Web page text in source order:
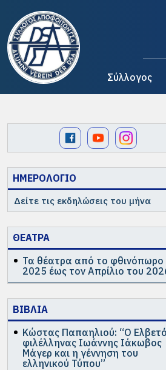
Σύλλογος
ΗΜΕΡΟΛΟΓΙΟ
Δείτε τις εκδηλώσεις του μήνα
ΘΕΑΤΡΑ
Τα θέατρα από το φθινόπωρο
2025 έως τον Απρίλιο του
ΒΙΒΛΙΑ
Κώστας Παπαηλιού: “Ο
φιλέλληνας Ιωάννης Ιάκωβος
Μάγερ και η γέννηση του
ελληνικού Τύπου”